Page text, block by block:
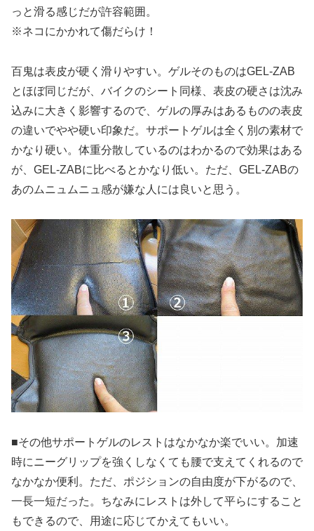
っと滑る感じだが許容範囲。
※ネコにかかれて傷だらけ！
百鬼は表皮が硬く滑りやすい。ゲルそのものはGEL-ZAB
とほぼ同じだが、バイクのシート同様、表皮の硬さは沈み
込みに大きく影響するので、ゲルの厚みはあるものの表皮
の違いでやや硬い印象だ。サポートゲルは全く別の素材で
かなり硬い。体重分散しているのはわかるので効果はある
が、GEL-ZABに比べるとかなり低い。ただ、GEL-ZABの
あのムニュムニュ感が嫌な人には良いと思う。
■その他サポートゲルのレストはなかなか楽でいい。加速
時にニーグリップを強くしなくても腰で支えてくれるので
なかなか便利。ただ、ポジションの自由度が下がるので、
一長一短だった。ちなみにレストは外して平らにすること
もできるので、用途に応じてかえてもいい。